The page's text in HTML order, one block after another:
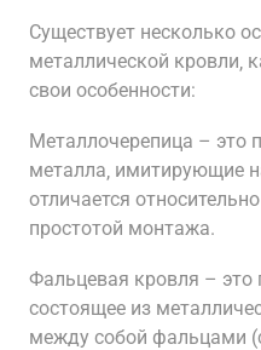
Существует несколько
металлической кровли‚
свои особенности:
Металлочерепица – это
металла‚ имитирующие
отличается
простотой монтажа.
Фальцевая кровля – это
состоящее из
между собой фальцами